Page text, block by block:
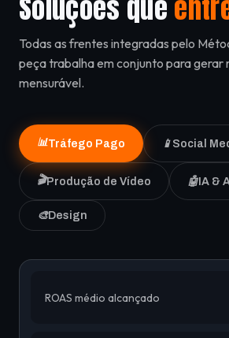
Soluções que
Todas as frentes integradas pelo
peça trabalha em conjunto para gerar
mensurável.
📊Tráfego Pago 📱 Social
🎬Produção de Vídeo 🤖IA &
🎨Design
ROAS médio alcançado